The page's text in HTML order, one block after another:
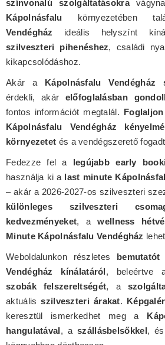
színvonalú szolgáltatásokra
Kápolnásfalu környezetében
Vendégház
ideális helyszínt
szilveszteri pihenéshez, családi
kikapcsolódáshoz.
Akár a Kápolnásfalu Vendégház
érdekli, akár előfoglalásban
fontos információt megtalál.
Kápolnásfalu Vendégház
környezetet és a vendégszerető
Fedezze fel a legújabb early
használja ki a last minute
– akár a 2026-2027-os szilveszteri
különleges szilveszteri
kedvezményeket, awellness
Minute Kápolnásfalu Vendégház
Weboldalunkon részletes
Vendégház kínálatáról,
szobák felszereltségét, a
aktuálisszilveszteri árakat.
keresztül ismerkedhet meg a
hangulatával, aszállásbelsőkkel,